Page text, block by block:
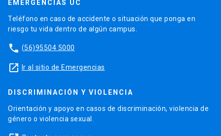
EMERGENCIAS UC
Teléfono en caso de accidente o situación que ponga en
riesgo tu vida dentro de algún campus.
phone (56)95504 5000
launch Ir al sitio de Emergencias
DISCRIMINACIÓN Y VIOLENCIA
Orientación y apoyo en casos de discriminación, violencia de
género o violencia sexual.